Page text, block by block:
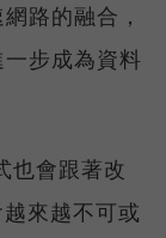
路的融合，
步成為資料
也會跟著改
來越不可或